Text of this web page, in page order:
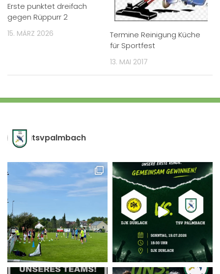
Erste punktet dreifach
gegen Rüppurr 2
15. MÄRZ 2026
Termine Reinigung Küche
für Sportfest
13. MAI 2017
tsvpalmbach